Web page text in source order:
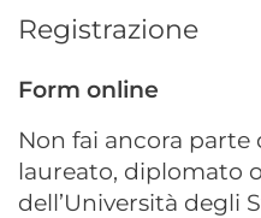
Registrazione
Form online
Non fai ancora parte
laureato, diplomato
dell’Università degli